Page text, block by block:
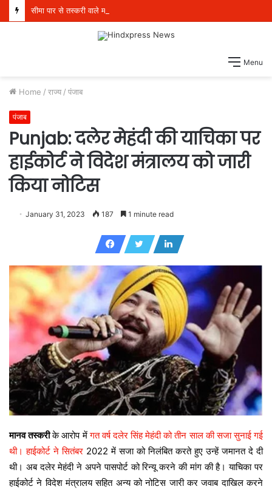
Menu
Home / राज्य / पंजाब
पंजाब
Punjab: दलेर मेहंदी की याचिका पर
हाईकोर्ट ने विदेश मंत्रालय को जारी
किया नोटिस
January 31, 2023 187 1 minute read
मानव तस्करीके आरोप मेंगत वर्ष दलेर सिंह मेहंदी को तीन साल की सजा सुनाई गई
थी। हाईकोर्ट ने सितंबर 2022 में सजा को निलंबित करते हुए उन्हें जमानत दे दी
थी। अब दलेर मेहंदी ने अपने पासपोर्ट को रिन्यू करने की मांग की है। याचिका पर
हाईकोर्ट ने विदेश मंत्रालय सहित अन्य को नोटिस जारी कर जवाब दाखिल करने